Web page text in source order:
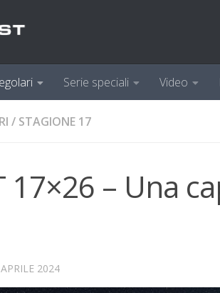
Serie speciali Video
/ STAGIONE 17
17×26 – Una
2024